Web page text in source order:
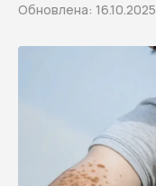
Обновлена: 16.10.2025